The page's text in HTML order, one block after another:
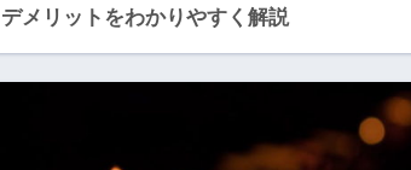
デメリットをわかりやすく解説